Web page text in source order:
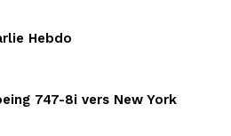
Hebdo
747-8i vers New York